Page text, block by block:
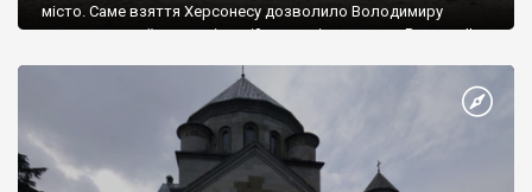
місто. Саме взяття Херсонесу дозволило Володимиру
диктувати свої умови візантійському імператору Василю ІІ, та
Херсонесі Володимир-язичник, став Василем-християнином.
А потім було Хрещення Русі. На честь Херсонесу Таврійського